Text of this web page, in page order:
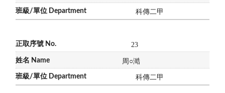
科傳二甲
23
周○澔
科傳二甲